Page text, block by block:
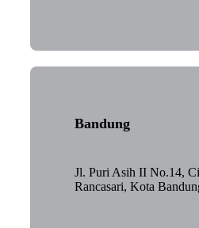
Bandung
Jl. Puri Asih II No.14,
Rancasari, Kota